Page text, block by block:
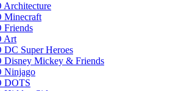
Architecture
Minecraft
Friends
Art
DC Super Heroes
Disney Mickey & Friends
Ninjago
DOTS